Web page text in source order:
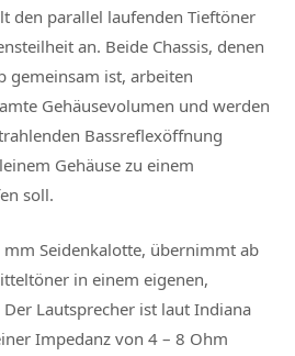
den parallel laufenden Tieftöner
an. Beide Chassis, denen
gemeinsam ist, arbeiten
Gehäusevolumen und werden
Bassreflexöffnung
Gehäuse zu einem
soll.
mm Seidenkalotte, übernimmt ab
in einem eigenen,
Lautsprecher ist laut Indiana
Impedanz von 4 – 8 Ohm